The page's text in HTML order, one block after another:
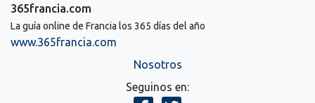
365francia.com
La guía online de Francia los 365 días del año
www.365francia.com
Nosotros
Seguinos en: